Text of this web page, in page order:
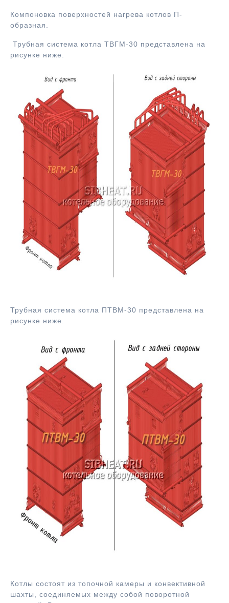
Компоновка поверхностей нагрева котлов П-
образная.
Трубная система котла ТВГМ-30 представлена на
рисунке ниже.
Трубная система котла ПТВМ-30 представлена на
рисунке ниже.
Котлы состоят из топочной камеры и конвективной
шахты, соединяемых между собой поворотной